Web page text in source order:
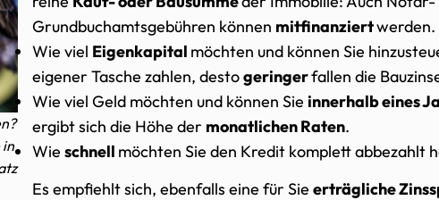
in
Grundbuchamtsgebühren können mitfinanziertwerden.
Wie viel Eigenkapital möchten und können Sie
eigener Tasche zahlen, destogeringerfallen die
Wie viel Geld möchten und können Sie innerhalb eines
ergibt sich die Höhe der monatlichen Raten.
Wie schnell möchten Sie den Kredit komplett abbezahlt
Es empfiehlt sich, ebenfalls eine für Sie erträgliche